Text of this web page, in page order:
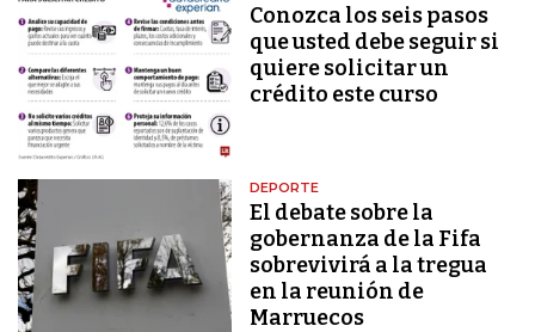
Conozca los seis pasos
que usted debe seguir si
quiere solicitar un
crédito este curso
DEPORTE
El debate sobre la
gobernanza de la Fifa
sobrevivirá a la tregua
en la reunión de
Marruecos